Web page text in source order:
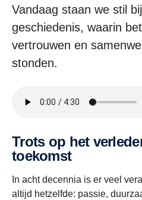
Vandaag staan we stil
geschiedenis, waarin
vertrouwen en
stonden.
Trots op het verleden, gericht op de
toekomst
In acht decennia is er veel
altijd hetzelfde: passie,